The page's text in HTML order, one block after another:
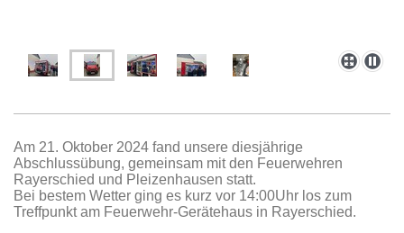
Am 21. Oktober 2024 fand unsere diesjährige
Abschlussübung, gemeinsam mit den Feuerwehren
Rayerschied und Pleizenhausen statt.
Bei bestem Wetter ging es kurz vor 14:00Uhr los zum
Treffpunkt am Feuerwehr-Gerätehaus in Rayerschied.